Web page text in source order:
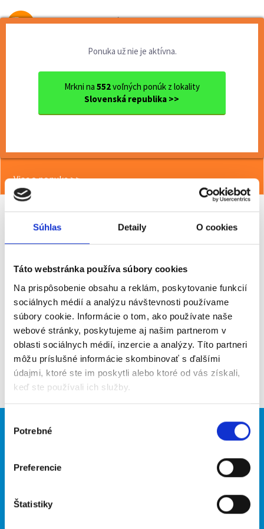
Súhlas Detaily O cookies
Táto webstránka používa súbory cookies
Na prispôsobenie obsahu a reklám, poskytovanie funkcií
sociálnych médií a analýzu návštevnosti používame
súbory cookie. Informácie o tom, ako používate naše
webové stránky, poskytujeme aj našim partnerom v
oblasti sociálnych médií, inzercie a analýzy. Títo partneri
môžu príslušné informácie skombinovať s ďalšími
údajmi, ktoré ste im poskytli alebo ktoré od vás získali,
keď ste používali ich služby.
súhlasu
Potrebné
Preferencie
Štatistiky
Od prvej brigády
Ponuka už nie je aktívna.
Mrkni na 552voľných ponúk z lokality
Slovenská republika >>
Stupava
<< Späť
Viac o ponuke >>
Poslať na email
Upozorniť na inzerát
Pridať do obľúbených
Späť
Brigádnici
Hľadané brigády
O portáli Naše ďalšie projekty